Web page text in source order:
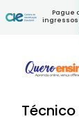
Pague
ingressos